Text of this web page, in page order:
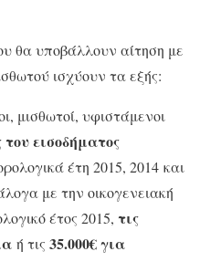
θα υποβάλλουν αίτηση με
ισχύουν τα εξής:
μισθωτοί, υφιστάμενοι
του εισοδήματος
έτη 2015, 2014 και
με την οικογενειακή
έτος 2015, τις
ή τις 35.000€για